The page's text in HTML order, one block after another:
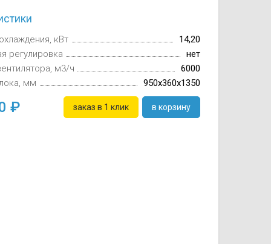
кВт
14,20
регулировка
нет
м3/ч
6000
мм
950x360x1350
заказ в 1 клик в корзину